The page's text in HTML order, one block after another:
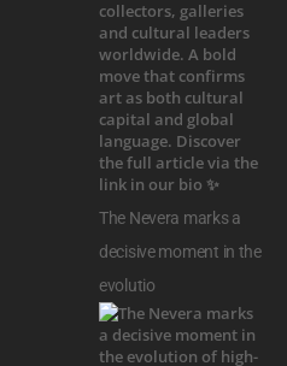
The Nevera marks a
decisive moment in the
evolutio